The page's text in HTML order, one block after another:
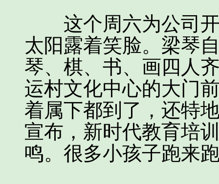
这个周六为公司开
太阳露着笑脸。梁琴
琴、棋、书、画四人
运村文化中心的大门
着属下都到了，还特
宣布，新时代教育培
鸣。很多小孩子跑来